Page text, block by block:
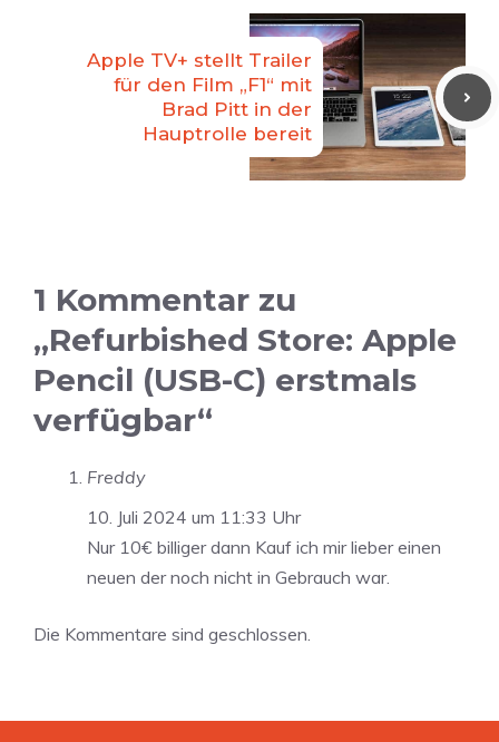
Apple TV+ stellt Trailer
für den Film „F1“ mit
Brad Pitt in der
Hauptrolle bereit
1 Kommentar zu
„Refurbished Store: Apple
Pencil (USB-C) erstmals
verfügbar“
Freddy
10. Juli 2024 um 11:33 Uhr
Nur 10€ billiger dann Kauf ich mir lieber einen
neuen der noch nicht in Gebrauch war.
Die Kommentare sind geschlossen.